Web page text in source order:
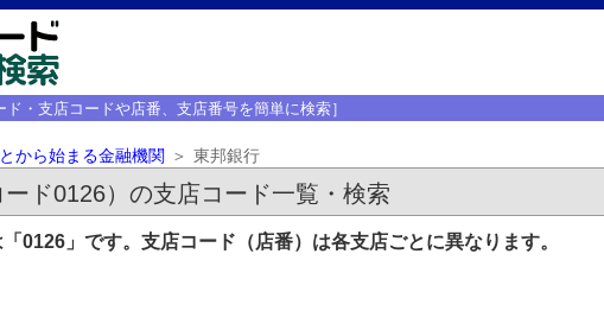
ド・支店コードや店番、支店番号を簡単に検索］
とから始まる金融機関 東邦銀行
ド0126）の支店コード一覧・検索
0126」です。支店コード（店番）は各支店ごとに異なります。